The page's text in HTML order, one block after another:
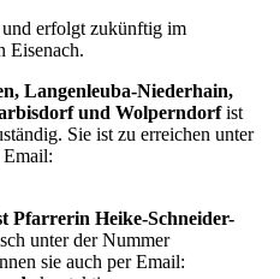
erfolgt zukünftig im
Eisenach.
Langenleuba-Niederhain,
und Wolperndorfist
Sie ist zu erreichen unter
Pfarrerin Heike-Schneider-
unter der Nummer
sie auch per Email: